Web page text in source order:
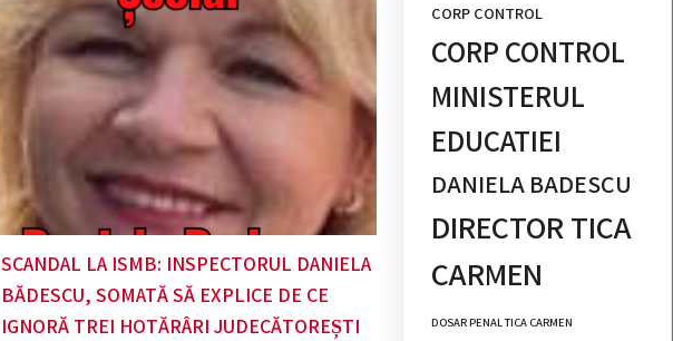
SCANDAL LA ISMB: INSPECTORUL DANIELA
BĂDESCU, SOMATĂ SĂ EXPLICE DE CE
IGNORĂ TREI HOTĂRÂRI JUDECĂTOREȘTI
CORP CONTROL
CORP CONTROL
MINISTERUL
EDUCATIEI
DANIELA BADESCU
DIRECTOR TICA
CARMEN
DOSAR PENAL TICA CARMEN